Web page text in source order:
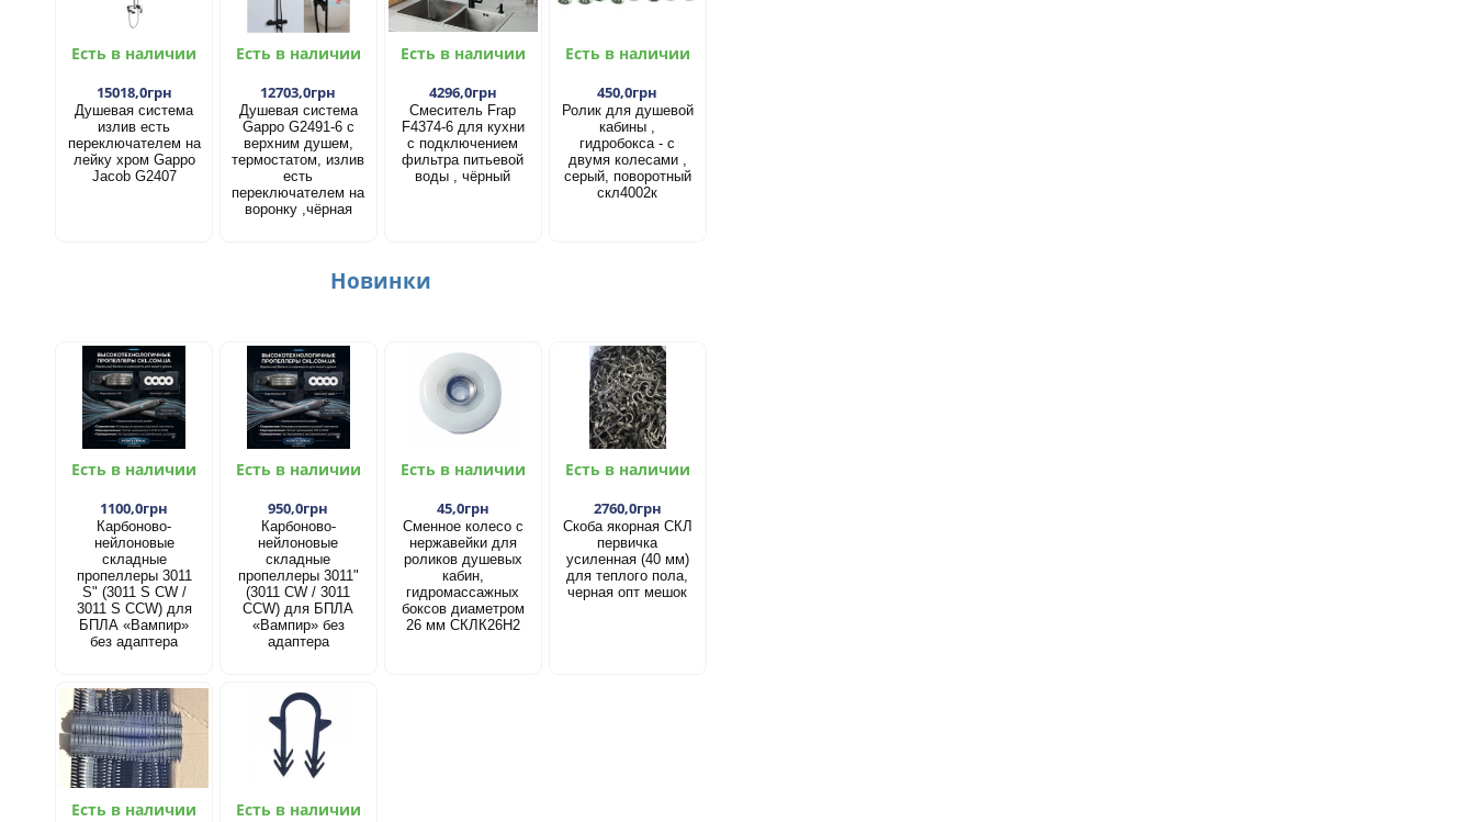
Есть в наличии
15018,0грн
Душевая система
излив есть
переключателем на
лейку хром Gappo
Jacob G2407
Есть в наличии
12703,0грн
Душевая система
Gappo G2491-6 с
верхним душем,
термостатом, излив
есть
переключателем на
воронку ,чёрная
Есть в наличии
4296,0грн
Смеситель Frap
F4374-6 для кухни
с подключением
фильтра питьевой
воды , чёрный
Есть в наличии
450,0грн
Ролик для душевой
кабины ,
гидробокса - с
двумя колесами ,
серый, поворотный
скл4002к
Новинки
Есть в наличии
1100,0грн
Карбоново-
нейлоновые
складные
пропеллеры 3011
S" (3011 S CW /
3011 S CCW) для
БПЛА «Вампир»
без адаптера
Есть в наличии
950,0грн
Карбоново-
нейлоновые
складные
пропеллеры 3011"
(3011 CW / 3011
CCW) для БПЛА
«Вампир» без
адаптера
Есть в наличии
45,0грн
Сменное колесо с
нержавейки для
роликов душевых
кабин,
гидромассажных
боксов диаметром
26 мм СКЛК26Н2
Есть в наличии
2760,0грн
Скоба якорная СКЛ
первичка
усиленная (40 мм)
для теплого пола,
черная опт мешок
Есть в наличии Есть в наличии